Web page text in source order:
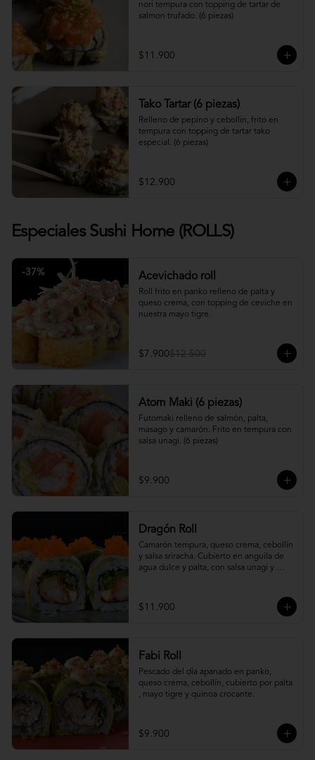
nori tempura con topping de tartar de
salmon trufado. (6 piezas)
$11.900
Tako Tartar (6 piezas)
Relleno de pepino y cebollin, frito en
tempura con topping de tartar tako
especial. (6 piezas)
$12.900
Especiales Sushi Home (ROLLS)
-37% Acevichado roll
Roll frito en panko relleno de palta y
queso crema, con topping de ceviche en
nuestra mayo tigre.
$7.900$12.500
Atom Maki (6 piezas)
Futomaki relleno de salmón, palta,
masago y camarón. Frito en tempura con
salsa unagi. (6 piezas)
$9.900
Dragón Roll
Camarón tempura, queso crema, cebollín
y salsa sriracha. Cubierto en anguila de
agua dulce y palta, con salsa unagi y
$11.900
Fabi Roll
Pescado del día apanado en panko,
queso crema, cebollín, cubierto por palta
, mayo tigre y quinoa crocante.
$9.900